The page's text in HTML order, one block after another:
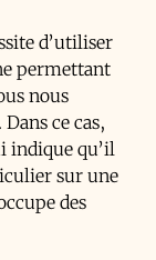
d’utiliser
permettant
nous
. Dans ce cas,
indique qu’il
sur une
des